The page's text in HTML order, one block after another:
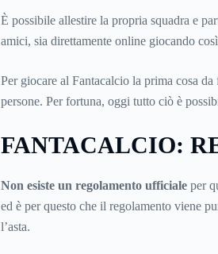
È possibile allestire la propria squadra e
amici, sia direttamente online giocando
Per giocare al Fantacalcio la prima cosa
persone. Per fortuna, oggi tutto ciò è
FANTACALCIO:
Non esiste un regolamento ufficialeper
ed è per questo che il regolamento viene
l’asta.